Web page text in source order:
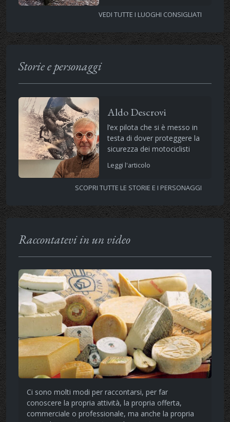
VEDI TUTTE I LUOGHI CONSIGLIATI
Storie e personaggi
Aldo Descrovi
l’ex pilota che si è messo in
testa di dover proteggere la
sicurezza dei motociclisti
Leggi l'articolo
SCOPRI TUTTE LE STORIE E I PERSONAGGI
Raccontatevi in un video
Ci sono molti modi per raccontarsi, per far
conoscere la propria attività, la propria offerta,
commerciale o professionale, ma anche la propria